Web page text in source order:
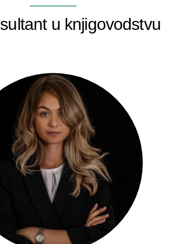
u knjigovodstvu